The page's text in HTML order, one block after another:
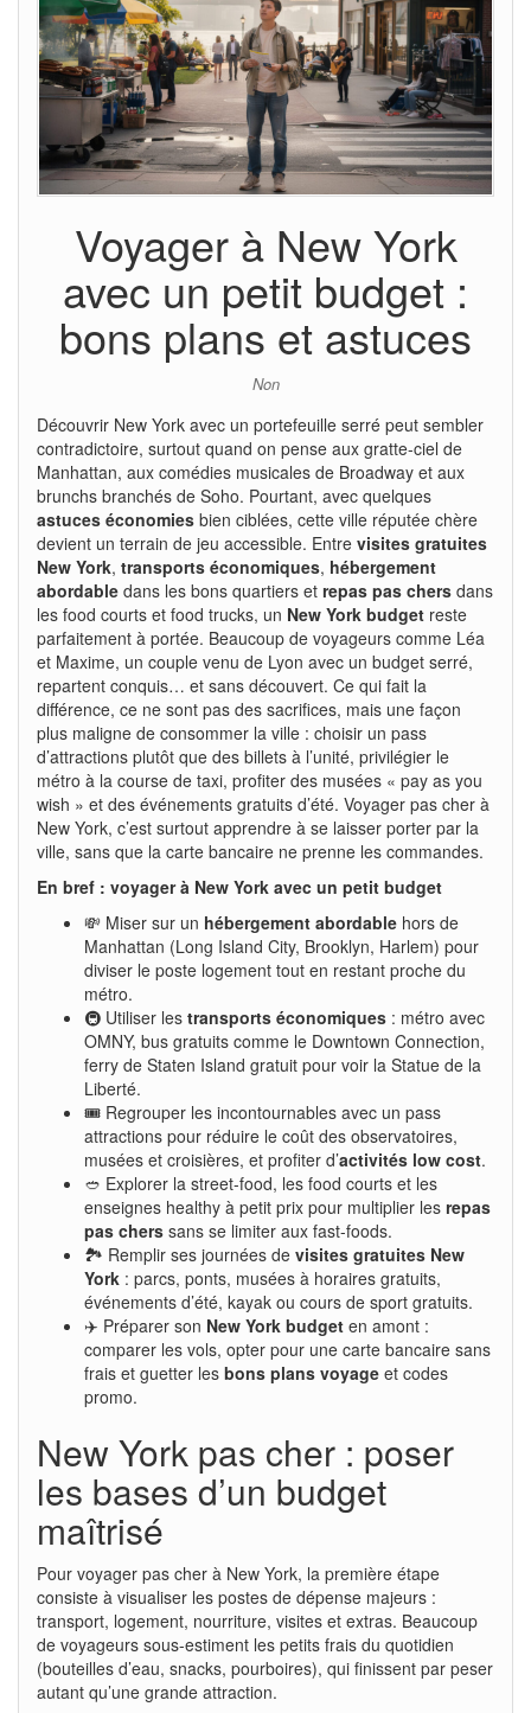
Voyager à New York
avec un petit budget :
bons plans et astuces
Non
Découvrir New York avec un portefeuille serré peut sembler
contradictoire, surtout quand on pense aux gratte-ciel de
Manhattan, aux comédies musicales de Broadway et aux
brunchs branchés de Soho. Pourtant, avec quelques
astuces économies bien ciblées, cette ville réputée chère
devient un terrain de jeu accessible. Entre visites gratuites
New York, transports économiques, hébergement
abordable dans les bons quartiers et repas pas chers dans
les food courts et food trucks, un New York budget reste
parfaitement à portée. Beaucoup de voyageurs comme Léa
et Maxime, un couple venu de Lyon avec un budget serré,
repartent conquis… et sans découvert. Ce qui fait la
différence, ce ne sont pas des sacrifices, mais une façon
plus maligne de consommer la ville : choisir un pass
d’attractions plutôt que des billets à l’unité, privilégier le
métro à la course de taxi, profiter des musées « pay as you
wish » et des événements gratuits d’été. Voyager pas cher à
New York, c’est surtout apprendre à se laisser porter par la
ville, sans que la carte bancaire ne prenne les commandes.
En bref : voyager à New York avec un petit budget
💸 Miser sur un hébergement abordable hors de
Manhattan (Long Island City, Brooklyn, Harlem) pour
diviser le poste logement tout en restant proche du
métro.
🚇 Utiliser les transports économiques : métro avec
OMNY, bus gratuits comme le Downtown Connection,
ferry de Staten Island gratuit pour voir la Statue de la
Liberté.
🎟️ Regrouper les incontournables avec un pass
attractions pour réduire le coût des observatoires,
musées et croisières, et profiter d’activités low cost.
🥙 Explorer la street-food, les food courts et les
enseignes healthy à petit prix pour multiplier les repas
pas chers sans se limiter aux fast-foods.
🏞️ Remplir ses journées de visites gratuites New
York : parcs, ponts, musées à horaires gratuits,
événements d’été, kayak ou cours de sport gratuits.
✈️ Préparer son New York budget en amont :
comparer les vols, opter pour une carte bancaire sans
frais et guetter les bons plans voyage et codes
promo.
New York pas cher : poser
les bases d’un budget
maîtrisé
Pour voyager pas cher à New York, la première étape
consiste à visualiser les postes de dépense majeurs :
transport, logement, nourriture, visites et extras. Beaucoup
de voyageurs sous-estiment les petits frais du quotidien
(bouteilles d’eau, snacks, pourboires), qui finissent par peser
autant qu’une grande attraction.